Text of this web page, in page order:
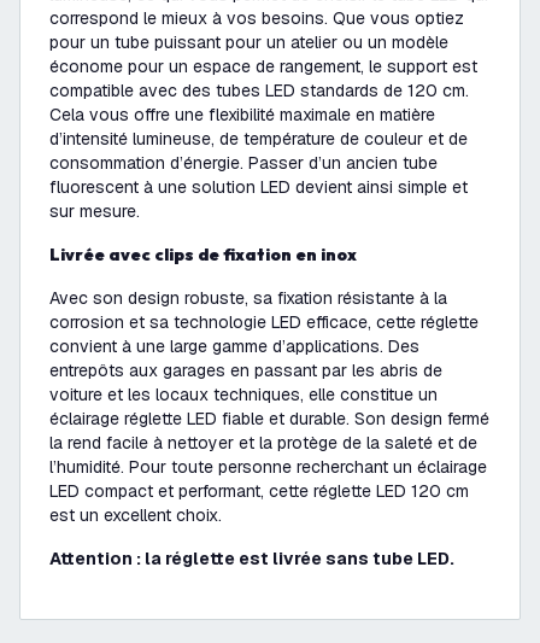
correspond le mieux à vos besoins. Que vous optiez
pour un tube puissant pour un atelier ou un modèle
économe pour un espace de rangement, le support est
compatible avec des tubes LED standards de 120 cm.
Cela vous offre une flexibilité maximale en matière
d’intensité lumineuse, de température de couleur et de
consommation d’énergie. Passer d’un ancien tube
fluorescent à une solution LED devient ainsi simple et
sur mesure.
Livrée avec clips de fixation en inox
Avec son design robuste, sa fixation résistante à la
corrosion et sa technologie LED efficace, cette réglette
convient à une large gamme d’applications. Des
entrepôts aux garages en passant par les abris de
voiture et les locaux techniques, elle constitue un
éclairage réglette LED fiable et durable. Son design fermé
la rend facile à nettoyer et la protège de la saleté et de
l’humidité. Pour toute personne recherchant un éclairage
LED compact et performant, cette réglette LED 120 cm
est un excellent choix.
Attention : la réglette est livrée sans tube LED.